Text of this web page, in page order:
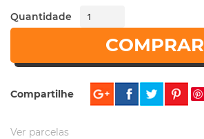
Quantidade
COMPRAR
Compartilhe
Ver parcelas